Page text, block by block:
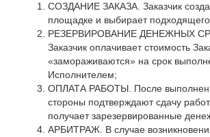
СОЗДАНИЕ ЗАКАЗА. Заказчик
площадке и выбирает
РЕЗЕРВИРОВАНИЕ ДЕНЕЖНЫХ
Заказчик оплачивает стоимость
«замораживаются» на срок
Исполнителем;
ОПЛАТА РАБОТЫ. После
стороны подтверждают сдачу
получает зарезервированные
АРБИТРАЖ. В случае